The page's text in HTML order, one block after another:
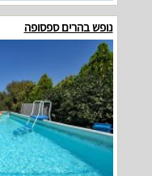
נופש בהרים ספסופה